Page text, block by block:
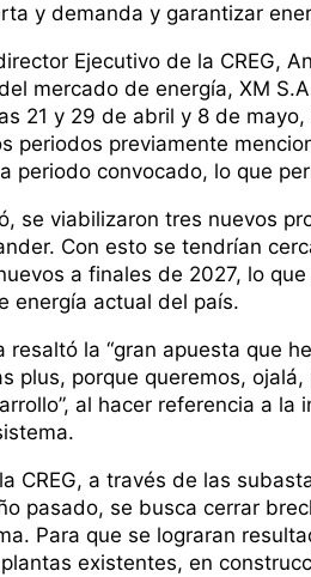
y demanda y garantizar
Ejecutivo de la CREG,
mercado de energía, XM
21 y 29 de abril y 8 de
periodos previamente
periodo convocado, lo que
se viabilizaron tres nuevos
Con esto se tendrían
a finales de 2027, lo
energía actual del país.
resaltó la “gran apuesta que
plus, porque queremos,
al hacer referencia a
CREG, a través de las
pasado, se busca cerrar
Para que se lograran
existentes, en